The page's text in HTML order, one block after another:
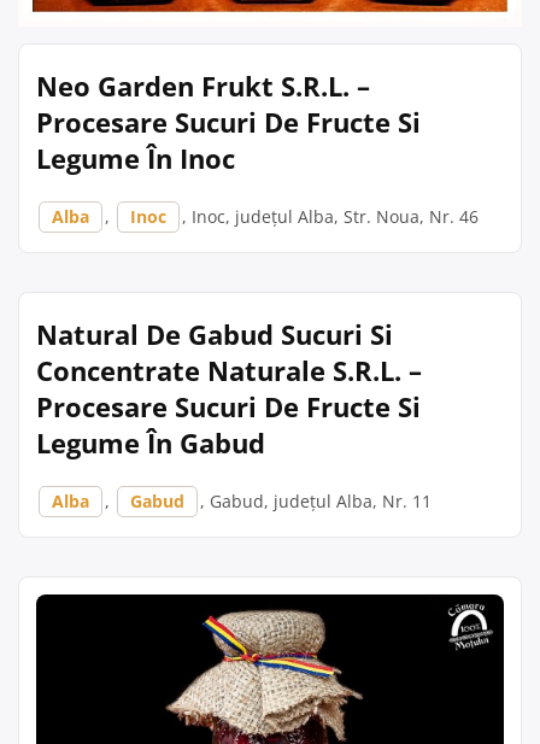
Neo Garden Frukt S.R.L. –
Procesare Sucuri De Fructe Si
Legume În Inoc
Alba , Inoc , Inoc, județul Alba, Str. Noua, Nr. 46
Natural De Gabud Sucuri Si
Concentrate Naturale S.R.L. –
Procesare Sucuri De Fructe Si
Legume În Gabud
Alba , Gabud , Gabud, județul Alba, Nr. 11